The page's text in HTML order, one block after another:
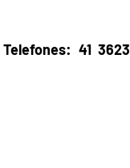
Telefones: 41